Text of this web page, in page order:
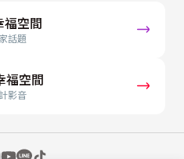
空間
話題
福空間
影音